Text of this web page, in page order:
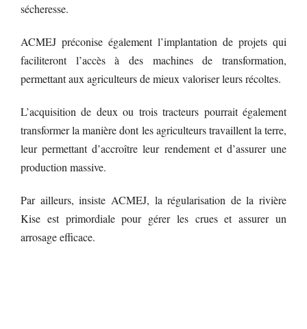
sécheresse.
ACMEJ préconise également l’implantation de projets qui
faciliteront l’accès à des machines de transformation,
permettant aux agriculteurs de mieux valoriser leurs récoltes.
L’acquisition de deux ou trois tracteurs pourrait également
transformer la manière dont les agriculteurs travaillent la terre,
leur permettant d’accroître leur rendement et d’assurer une
production massive.
Par ailleurs, insiste ACMEJ, la régularisation de la rivière
Kise est primordiale pour gérer les crues et assurer un
arrosage efficace.